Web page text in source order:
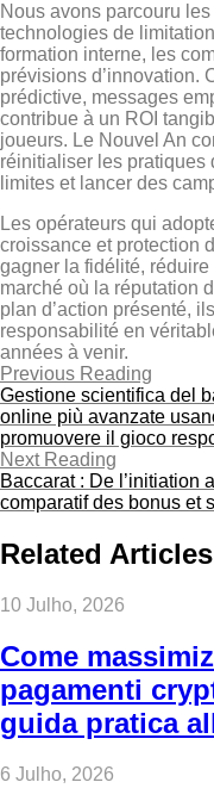
Nous avons parcouru
technologies de
formation interne, les
prévisions d’innovation.
prédictive, messages
contribue à un ROI
joueurs. Le Nouvel An
réinitialiser les pratiques
limites et lancer des
Les opérateurs qui
croissance et protection
gagner la fidélité,
marché où la réputation
plan d’action présenté,
responsabilité en
années à venir.
Previous Reading
Gestione scientifica del
online più avanzate
promuovere il gioco
Next Reading
Baccarat : De l’initiation
comparatif des bonus et
Related Articles
10 Julho, 2026
Come
pagamenti
guida pratica
6 Julho, 2026